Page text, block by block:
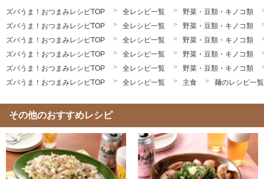
ズバうま！おつまみレシピTOP 全レシピ一覧
野菜・豆類・キノコ類
ズバうま！おつまみレシピTOP
全レシピ一覧
野菜・豆類・キノコ類
ズバうま！おつまみレシピTOP
全レシピ一覧
野菜・豆類・キノコ類
ズバうま！おつまみレシピTOP
全レシピ一覧
野菜・豆類・キノコ類
ズバうま！おつまみレシピTOP
全レシピ一覧
野菜・豆類・キノコ類
ズバうま！おつまみレシピTOP
全レシピ一覧 主食 麺のレシピ一覧
その他のおすすめレシピ